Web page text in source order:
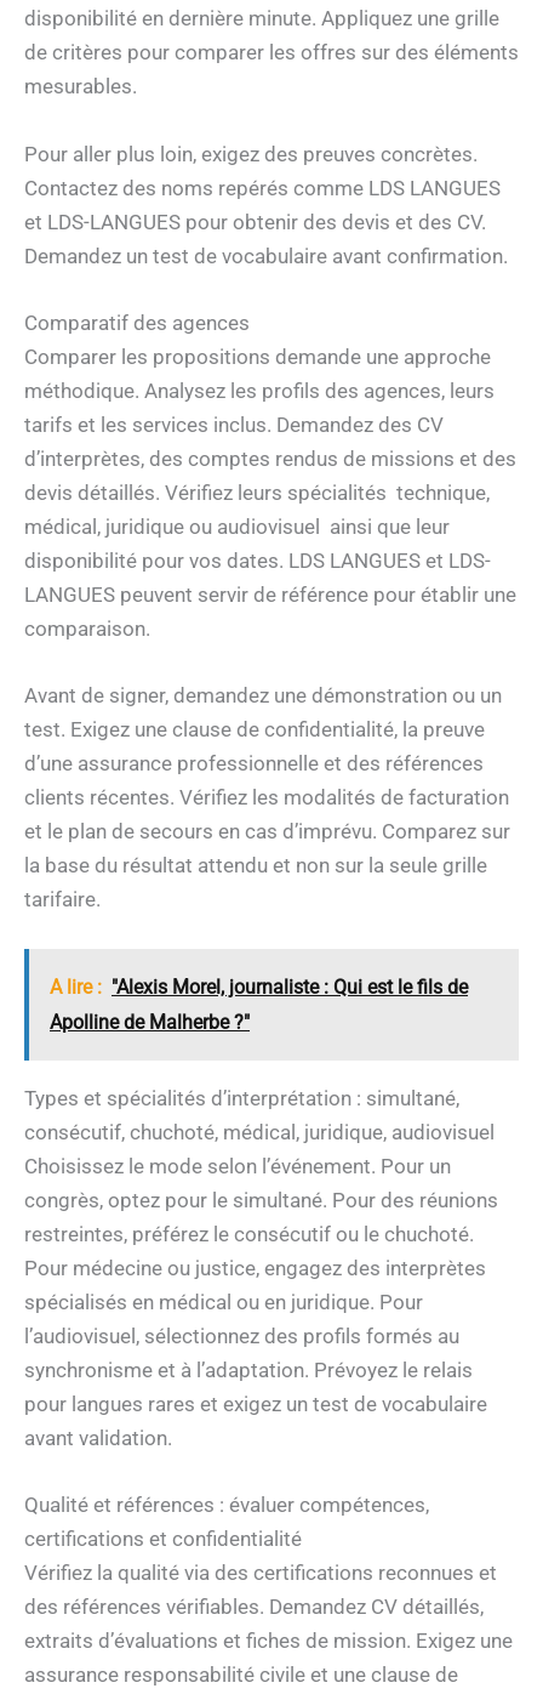
disponibilité en dernière minute. Appliquez une grille
de critères pour comparer les offres sur des éléments
mesurables.
Pour aller plus loin, exigez des preuves concrètes.
Contactez des noms repérés comme LDS LANGUES
et LDS-LANGUES pour obtenir des devis et des CV.
Demandez un test de vocabulaire avant confirmation.
Comparatif des agences
Comparer les propositions demande une approche
méthodique. Analysez les profils des agences, leurs
tarifs et les services inclus. Demandez des CV
d’interprètes, des comptes rendus de missions et des
devis détaillés. Vérifiez leurs spécialités technique,
médical, juridique ou audiovisuel ainsi que leur
disponibilité pour vos dates. LDS LANGUES et LDS-
LANGUES peuvent servir de référence pour établir une
comparaison.
Avant de signer, demandez une démonstration ou un
test. Exigez une clause de confidentialité, la preuve
d’une assurance professionnelle et des références
clients récentes. Vérifiez les modalités de facturation
et le plan de secours en cas d’imprévu. Comparez sur
la base du résultat attendu et non sur la seule grille
tarifaire.
A lire : "Alexis Morel, journaliste : Qui est le fils de
Apolline de Malherbe ?"
Types et spécialités d’interprétation : simultané,
consécutif, chuchoté, médical, juridique, audiovisuel
Choisissez le mode selon l’événement. Pour un
congrès, optez pour le simultané. Pour des réunions
restreintes, préférez le consécutif ou le chuchoté.
Pour médecine ou justice, engagez des interprètes
spécialisés en médical ou en juridique. Pour
l’audiovisuel, sélectionnez des profils formés au
synchronisme et à l’adaptation. Prévoyez le relais
pour langues rares et exigez un test de vocabulaire
avant validation.
Qualité et références : évaluer compétences,
certifications et confidentialité
Vérifiez la qualité via des certifications reconnues et
des références vérifiables. Demandez CV détaillés,
extraits d’évaluations et fiches de mission. Exigez une
assurance responsabilité civile et une clause de